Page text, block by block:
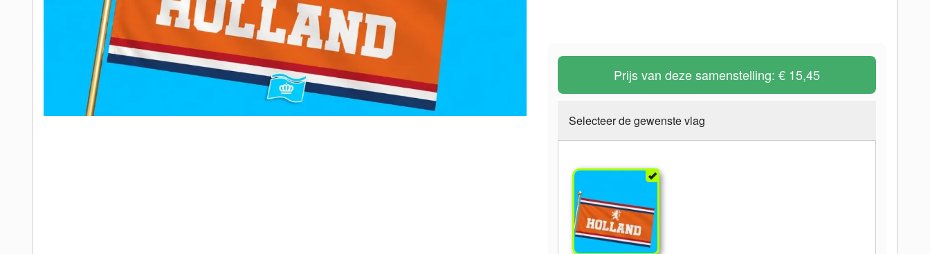
Prijs van deze samenstelling: € 15,45
Selecteer de gewenste vlag